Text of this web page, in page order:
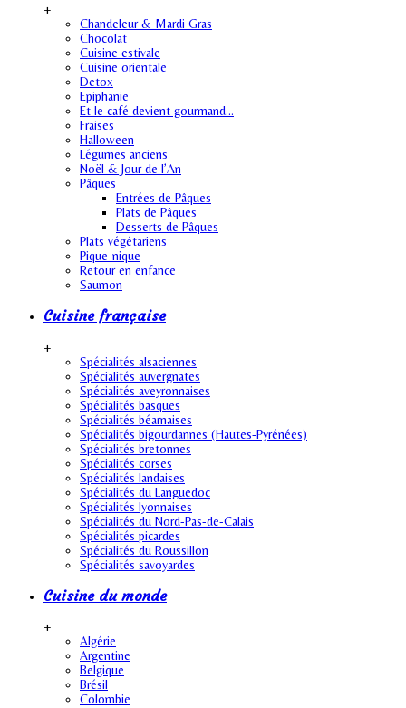
+
Chandeleur & Mardi Gras
Chocolat
Cuisine estivale
Cuisine orientale
Detox
Epiphanie
Et le café devient gourmand…
Fraises
Halloween
Légumes anciens
Noël & Jour de l’An
Pâques
Entrées de Pâques
Plats de Pâques
Desserts de Pâques
Plats végétariens
Pique-nique
Retour en enfance
Saumon
Cuisine française
+
Spécialités alsaciennes
Spécialités auvergnates
Spécialités aveyronnaises
Spécialités basques
Spécialités béarnaises
Spécialités bigourdannes (Hautes-Pyrénées)
Spécialités bretonnes
Spécialités corses
Spécialités landaises
Spécialités du Languedoc
Spécialités lyonnaises
Spécialités du Nord-Pas-de-Calais
Spécialités picardes
Spécialités du Roussillon
Spécialités savoyardes
Cuisine du monde
+
Algérie
Argentine
Belgique
Brésil
Colombie